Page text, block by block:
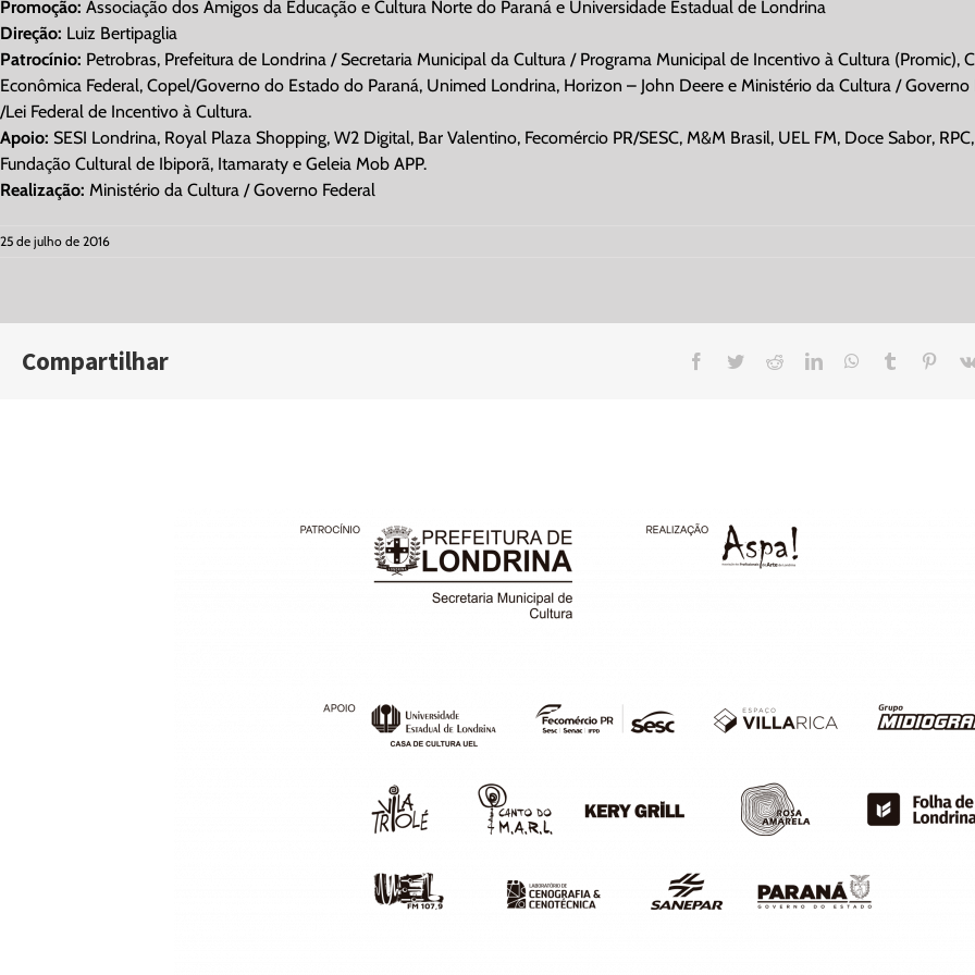
Promoção: Associação dos Amigos da Educação e Cultura Norte do Paraná e Universidade Estadual de Londrina
Direção: Luiz Bertipaglia
Patrocínio: Petrobras, Prefeitura de Londrina / Secretaria Municipal da Cultura / Programa Municipal de Incentivo à Cultura (Promic),
Econômica Federal, Copel/Governo do Estado do Paraná, Unimed Londrina, Horizon – John Deere e Ministério da Cultura / Governo
/Lei Federal de Incentivo à Cultura.
Apoio: SESI Londrina, Royal Plaza Shopping, W2 Digital, Bar Valentino, Fecomércio PR/SESC, M&M Brasil, UEL FM, Doce Sabor, RPC,
Fundação Cultural de Ibiporã, Itamaraty e Geleia Mob APP.
Realização: Ministério da Cultura / Governo Federal
25 de julho de 2016
Compartilhar Facebook
TwitterRedditLinkedInWhatsApp
Tumblr